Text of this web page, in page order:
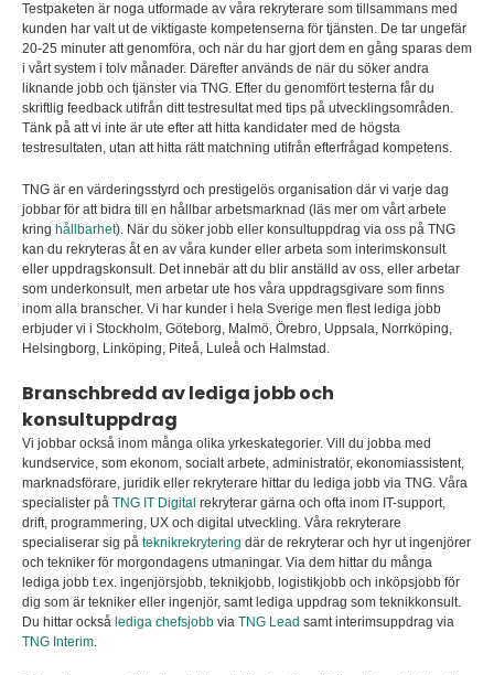
Testpaketen är noga utformade av våra rekryterare som tillsammans med
kunden har valt ut de viktigaste kompetenserna för tjänsten. De tar ungefär
20-25 minuter att genomföra, och när du har gjort dem en gång sparas dem
i vårt system i tolv månader. Därefter används de när du söker andra
liknande jobb och tjänster via TNG. Efter du genomfört testerna får du
skriftlig feedback utifrån ditt testresultat med tips på utvecklingsområden.
Tänk på att vi inte är ute efter att hitta kandidater med de högsta
testresultaten, utan att hitta rätt matchning utifrån efterfrågad kompetens.
TNG är en värderingsstyrd och prestigelös organisation där vi varje dag
jobbar för att bidra till en hållbar arbetsmarknad (läs mer om vårt arbete
kring hållbarhet). När du söker jobb eller konsultuppdrag via oss på TNG
kan du rekryteras åt en av våra kunder eller arbeta som interimskonsult
eller uppdragskonsult. Det innebär att du blir anställd av oss, eller arbetar
som underkonsult, men arbetar ute hos våra uppdragsgivare som finns
inom alla branscher. Vi har kunder i hela Sverige men flest lediga jobb
erbjuder vi i Stockholm, Göteborg, Malmö, Örebro, Uppsala, Norrköping,
Helsingborg, Linköping, Piteå, Luleå och Halmstad.
Branschbredd av lediga jobb och
konsultuppdrag
Vi jobbar också inom många olika yrkeskategorier. Vill du jobba med
kundservice, som ekonom, socialt arbete, administratör, ekonomiassistent,
marknadsförare, juridik eller rekryterare hittar du lediga jobb via TNG. Våra
specialister på TNG IT Digital rekryterar gärna och ofta inom IT-support,
drift, programmering, UX och digital utveckling. Våra rekryterare
specialiserar sig på teknikrekrytering där de rekryterar och hyr ut ingenjörer
och tekniker för morgondagens utmaningar. Via dem hittar du många
lediga jobb t.ex. ingenjörsjobb, teknikjobb, logistikjobb och inköpsjobb för
dig som är tekniker eller ingenjör, samt lediga uppdrag som teknikkonsult.
Du hittar också lediga chefsjobb via TNG Lead samt interimsuppdrag via
TNG Interim.